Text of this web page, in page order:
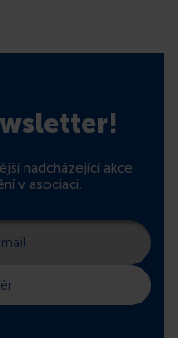
nadcházející akce
v asociaci.